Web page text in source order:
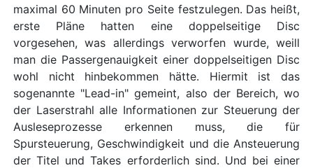
maximal 60 Minuten pro Seite festzulegen. Das heißt,
erste Pläne hatten eine doppelseitige Disc
vorgesehen, was allerdings verworfen wurde, weill
man die Passergenauigkeit einer doppelseitigen Disc
wohl nicht hinbekommen hätte. Hiermit ist das
sogenannte "Lead-in" gemeint, also der Bereich, wo
der Laserstrahl alle Informationen zur Steuerung der
Ausleseprozesse erkennen muss, die für
Spursteuerung, Geschwindigkeit und die Ansteuerung
der Titel und Takes erforderlich sind. Und bei einer